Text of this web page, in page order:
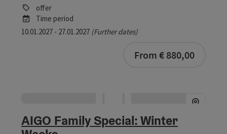
offer
Time period
10.01.2027 - 27.01.2027 (Further dates)
From € 880,00
AIGO Family Special: Winter